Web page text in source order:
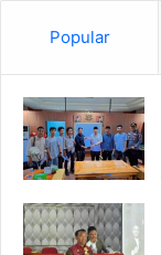
Popular